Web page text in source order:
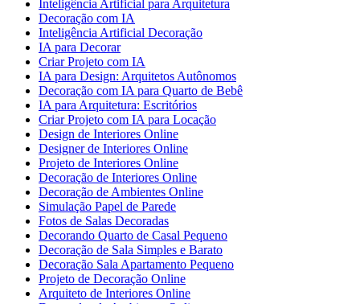
Inteligência Artificial para Arquitetura
Decoração com IA
Inteligência Artificial Decoração
IA para Decorar
Criar Projeto com IA
IA para Design: Arquitetos Autônomos
Decoração com IA para Quarto de Bebê
IA para Arquitetura: Escritórios
Criar Projeto com IA para Locação
Design de Interiores Online
Designer de Interiores Online
Projeto de Interiores Online
Decoração de Interiores Online
Decoração de Ambientes Online
Simulação Papel de Parede
Fotos de Salas Decoradas
Decorando Quarto de Casal Pequeno
Decoração de Sala Simples e Barato
Decoração Sala Apartamento Pequeno
Projeto de Decoração Online
Arquiteto de Interiores Online